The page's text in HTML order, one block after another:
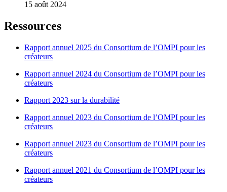
15 août 2024
Ressources
Rapport annuel 2025 du Consortium de l’OMPI pour les
créateurs
Rapport annuel 2024 du Consortium de l’OMPI pour les
créateurs
Rapport 2023 sur la durabilité
Rapport annuel 2023 du Consortium de l’OMPI pour les
créateurs
Rapport annuel 2023 du Consortium de l’OMPI pour les
créateurs
Rapport annuel 2021 du Consortium de l’OMPI pour les
créateurs